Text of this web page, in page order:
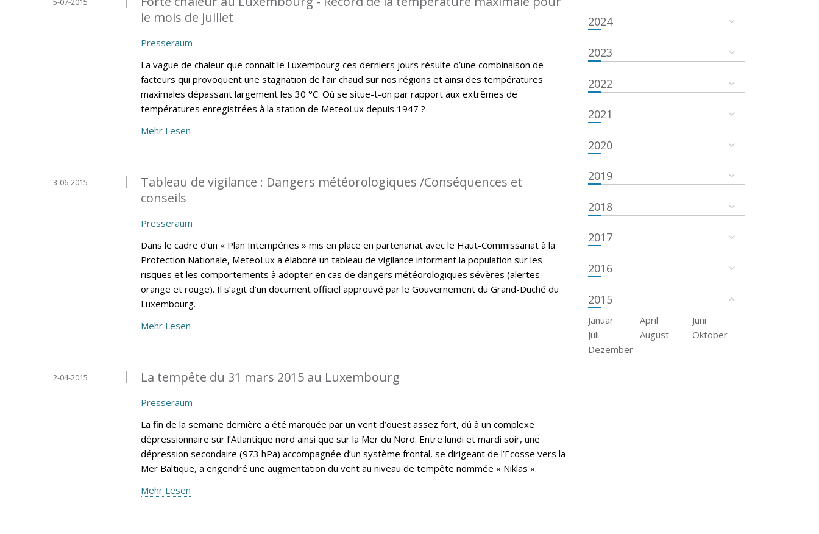
le mois de juillet
Presseraum
La vague de chaleur que connait le Luxembourg ces derniers jours résulte d’une combinaison de
facteurs qui provoquent une stagnation de l’air chaud sur nos régions et ainsi des températures
maximales dépassant largement les 30 °C. Où se situe-t-on par rapport aux extrêmes de
températures enregistrées à la station de MeteoLux depuis 1947 ?
Mehr Lesen
Tableau de vigilance : Dangers météorologiques /Conséquences et
conseils
3-06-2015
Presseraum
Dans le cadre d’un « Plan Intempéries » mis en place en partenariat avec le Haut-Commissariat à la
Protection Nationale, MeteoLux a élaboré un tableau de vigilance informant la population sur les
risques et les comportements à adopter en cas de dangers météorologiques sévères (alertes
orange et rouge). Il s’agit d’un document officiel approuvé par le Gouvernement du Grand-Duché du
Luxembourg.
Mehr Lesen
La tempête du 31 mars 2015 au Luxembourg
2-04-2015
Presseraum
La fin de la semaine dernière a été marquée par un vent d’ouest assez fort, dû à un complexe
dépressionnaire sur l’Atlantique nord ainsi que sur la Mer du Nord. Entre lundi et mardi soir, une
dépression secondaire (973 hPa) accompagnée d’un système frontal, se dirigeant de l’Ecosse vers la
Mer Baltique, a engendré une augmentation du vent au niveau de tempête nommée « Niklas ».
Mehr Lesen
2024
2023
2022
2021
2020
2019
2018
2017
2016
2015
Januar April
Juni
Juli
August
Oktober
Dezember